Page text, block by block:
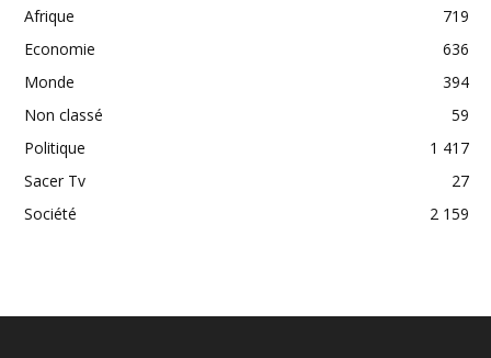
Afrique
719
Economie
636
Monde
394
Non classé
59
Politique
1 417
Sacer Tv
27
Société
2 159